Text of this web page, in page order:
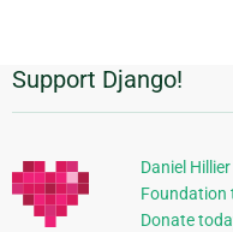
Informations
Support Django!
Daniel
Foundation
Donate